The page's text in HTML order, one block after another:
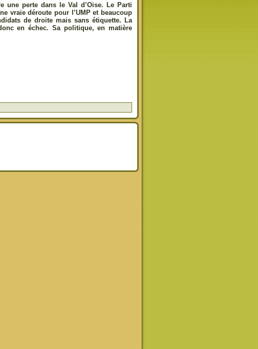
une perte dans le Val d’Oise. Le Parti
vraie déroute pour l’UMP et beaucoup
de droite mais sans étiquette. La
en échec. Sa politique, en matière